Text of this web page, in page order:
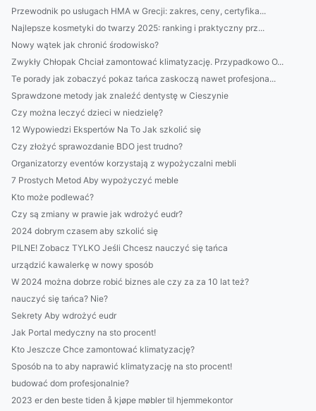
Przewodnik po usługach HMA w Grecji: zakres, ceny, certyfika...
Najlepsze kosmetyki do twarzy 2025: ranking i praktyczny prz...
Nowy wątek jak chronić środowisko?
Zwykły Chłopak Chciał zamontować klimatyzację. Przypadkowo O...
Te porady jak zobaczyć pokaz tańca zaskoczą nawet profesjona...
Sprawdzone metody jak znaleźć dentystę w Cieszynie
Czy można leczyć dzieci w niedzielę?
12 Wypowiedzi Ekspertów Na To Jak szkolić się
Czy złożyć sprawozdanie BDO jest trudno?
Organizatorzy eventów korzystają z wypożyczalni mebli
7 Prostych Metod Aby wypożyczyć meble
Kto może podlewać?
Czy są zmiany w prawie jak wdrożyć eudr?
2024 dobrym czasem aby szkolić się
PILNE! Zobacz TYLKO Jeśli Chcesz nauczyć się tańca
urządzić kawalerkę w nowy sposób
W 2024 można dobrze robić biznes ale czy za za 10 lat też?
nauczyć się tańca? Nie?
Sekrety Aby wdrożyć eudr
Jak Portal medyczny na sto procent!
Kto Jeszcze Chce zamontować klimatyzację?
Sposób na to aby naprawić klimatyzację na sto procent!
budować dom profesjonalnie?
2023 er den beste tiden å kjøpe møbler til hjemmekontor